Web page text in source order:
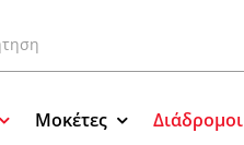
Μοκέτες Διάδρομοι